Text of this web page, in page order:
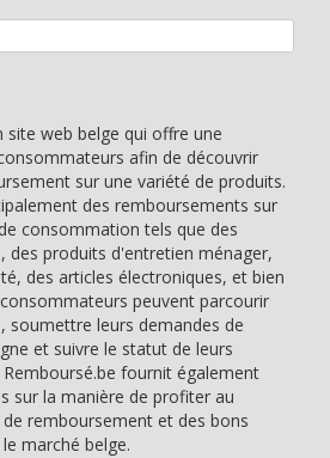
site web belge qui offre une
afin de découvrir
sur une variété de produits.
des remboursements sur
consommation tels que des
des produits d'entretien ménager,
des articles électroniques, et bien
peuvent parcourir
soumettre leurs demandes de
et suivre le statut de leurs
fournit également
sur la manière de profiter au
remboursement et des bons
marché belge.